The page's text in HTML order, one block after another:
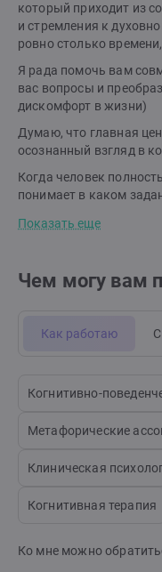
который приходит из
и стремления к
ровно столько
Я рада помочь вам
вас вопросы и
дискомфорт в жизни)
Думаю, что главная
осознанный взгляд в
Когда человек
понимает в каком
Показать еще
Чем могу вам
Как работаю
Когнитивно-
Метафорические
Клиническая
Когнитивная терапия
Ко мне можно